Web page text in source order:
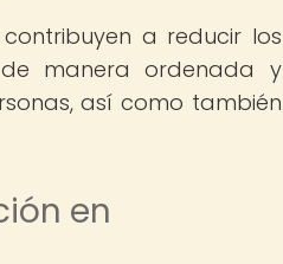
a reducir los
manera ordenada y
así como también
en